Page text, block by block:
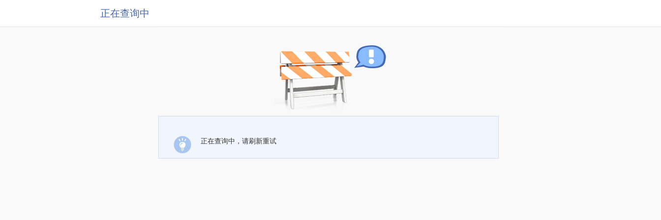
正在查询中
正在查询中，请刷新重试